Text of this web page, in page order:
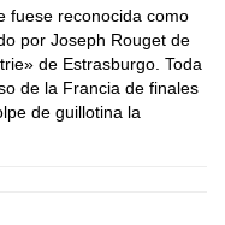
fuese reconocida como
por Joseph Rouget de
de Estrasburgo. Toda
de la Francia de finales
de guillotina la